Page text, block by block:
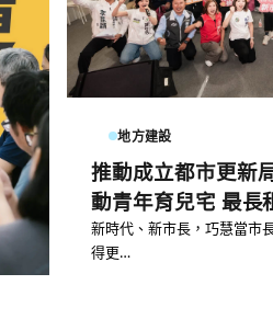
地方建設
推動成立都市更新
動青年育兒宅 最長
新時代、新市長，巧慧當市
得更…